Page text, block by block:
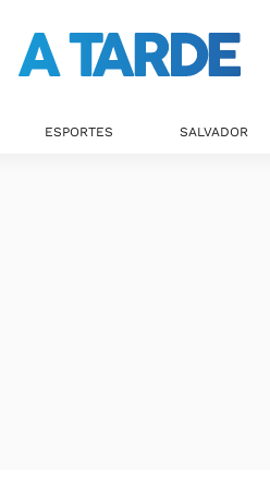
ESPORTES SALVADOR